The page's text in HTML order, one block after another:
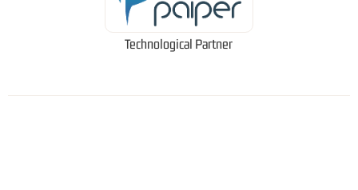
Technological Partner